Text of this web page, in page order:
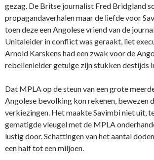
gezag. De Britse journalist Fred Bridgland
propagandaverhalen maar de liefde voor
toen deze een Angolese vriend van de
Unitaleider in conflict was geraakt, liet
Arnold Karskens had een zwak voor de
rebellenleider getuige zijn stukken destijds
Dat MPLA op de steun van een grote
Angolese bevolking kon rekenen, bewezen
verkiezingen. Het maakte Savimbi niet uit,
gematigde vleugel met de MPLA
lustig door. Schattingen van het aantal
een half tot een miljoen.